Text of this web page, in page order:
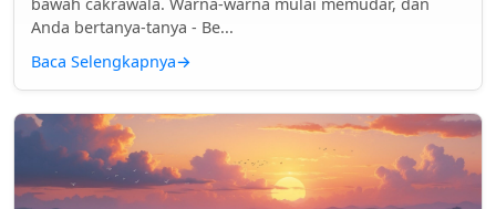
Anda bertanya-tanya - Be...
Baca Selengkapnya→